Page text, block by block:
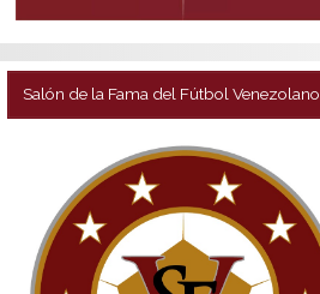
Salón de la Fama del Fútbol Venezolano